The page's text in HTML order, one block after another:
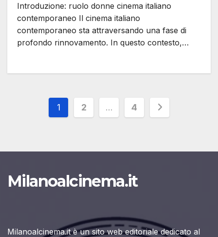
Introduzione: ruolo donne cinema italiano
contemporaneo Il cinema italiano
contemporaneo sta attraversando una fase di
profondo rinnovamento. In questo contesto,…
Paginazione
articoli
1 2 … 4
Milanoalcinema.it
Milanoalcinema.it è un sito web editoriale dedicato al